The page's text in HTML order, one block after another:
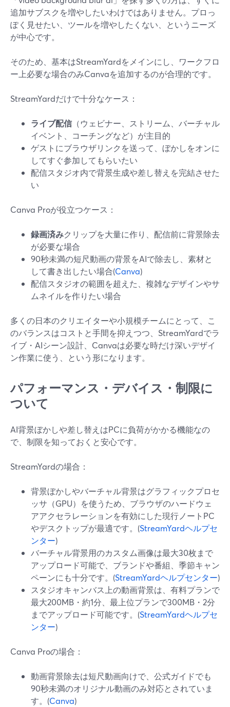
追加サブスクを増やしたいわけではありません。プロっ
ぽく見せたい、ツールを増やしたくない、というニーズ
が中心です。
そのため、基本はStreamYardをメインにし、ワークフロ
ー上必要な場合のみCanvaを追加するのが合理的です。
StreamYardだけで十分なケース：
ライブ配信 （ウェビナー、ストリーム、バーチャル
イベント、コーチングなど）が主目的
ゲストにブラウザリンクを送って、ぼかしをオンに
してすぐ参加してもらいたい
配信スタジオ内で背景生成や差し替えを完結させた
い
Canva Proが役立つケース：
録画済みクリップを大量に作り、配信前に背景除去
が必要な場合
90秒未満の短尺動画の背景をAIで除去し、素材と
して書き出したい場合(Canva)
配信スタジオの範囲を超えた、複雑なデザインやサ
ムネイルを作りたい場合
多くの日本のクリエイターや小規模チームにとって、こ
のバランスはコストと手間を抑えつつ、StreamYardでラ
イブ・AIシーン設計、Canvaは必要な時だけ深いデザイ
ン作業に使う、という形になります。
パフォーマンス・デバイス・制限に
ついて
AI背景ぼかしや差し替えはPCに負荷がかかる機能なの
で、制限を知っておくと安心です。
StreamYardの場合：
背景ぼかしやバーチャル背景はグラフィックプロセ
ッサ（GPU）を使うため、ブラウザのハードウェ
アアクセラレーションを有効にした現行ノートPC
やデスクトップが最適です。(StreamYardヘルプセ
ンター)
バーチャル背景用のカスタム画像は最大30枚まで
アップロード可能で、ブランドや番組、季節キャン
ペーンにも十分です。(StreamYardヘルプセンター)
スタジオキャンバス上の動画背景は、有料プランで
最大200MB・約1分、最上位プランで300MB・2分
までアップロード可能です。(StreamYardヘルプセ
ンター)
Canva Proの場合：
動画背景除去は短尺動画向けで、公式ガイドでも
90秒未満のオリジナル動画のみ対応とされていま
す。(Canva)